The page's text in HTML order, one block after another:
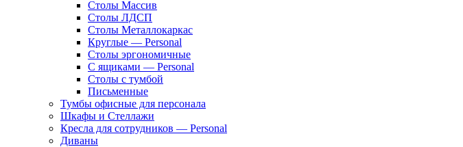
Столы Массив
Столы ЛДСП
Столы Металлокаркас
Круглые — Personal
Столы эргономичные
С ящиками — Personal
Столы с тумбой
Письменные
Тумбы офисные для персонала
Шкафы и Стеллажи
Кресла для сотрудников — Personal
Диваны